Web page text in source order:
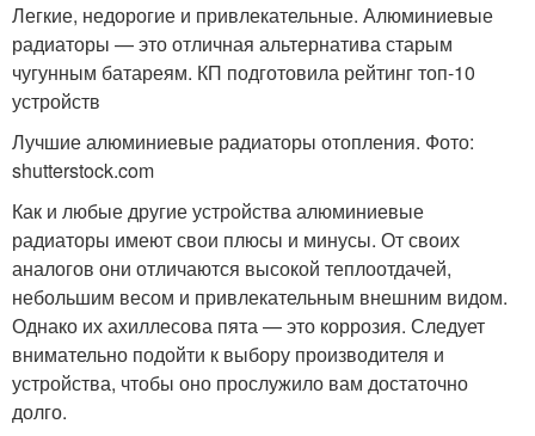
Легкие, недорогие и привлекательные. Алюминиевые
радиаторы — это отличная альтернатива старым
чугунным батареям. КП подготовила рейтинг топ-10
устройств
Лучшие алюминиевые радиаторы отопления. Фото:
shutterstock.com
Как и любые другие устройства алюминиевые
радиаторы имеют свои плюсы и минусы. От своих
аналогов они отличаются высокой теплоотдачей,
небольшим весом и привлекательным внешним видом.
Однако их ахиллесова пята — это коррозия. Следует
внимательно подойти к выбору производителя и
устройства, чтобы оно прослужило вам достаточно
долго.